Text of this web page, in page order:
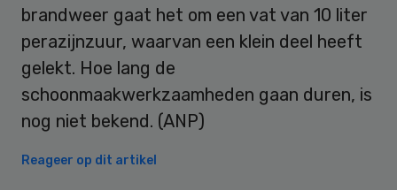
brandweer gaat het om een vat van 10 liter
perazijnzuur, waarvan een klein deel heeft
gelekt. Hoe lang de
schoonmaakwerkzaamheden gaan duren, is
nog niet bekend. (ANP)
Reageer op dit artikel